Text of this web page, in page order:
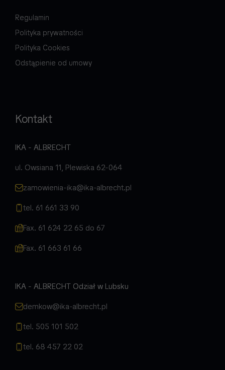
Regulamin
Polityka prywatności
Polityka Cookies
Odstąpienie od umowy
Kontakt
IKA - ALBRECHT
ul. Owsiana 11, Plewiska 62-064
zamowienia-ika@ika-albrecht.pl
tel. 61 661 33 90
Fax. 61 624 22 65 do 67
Fax. 61 663 61 66
IKA - ALBRECHT Odział w Lubsku
demkow@ika-albrecht.pl
tel. 505 101 502
tel. 68 457 22 02